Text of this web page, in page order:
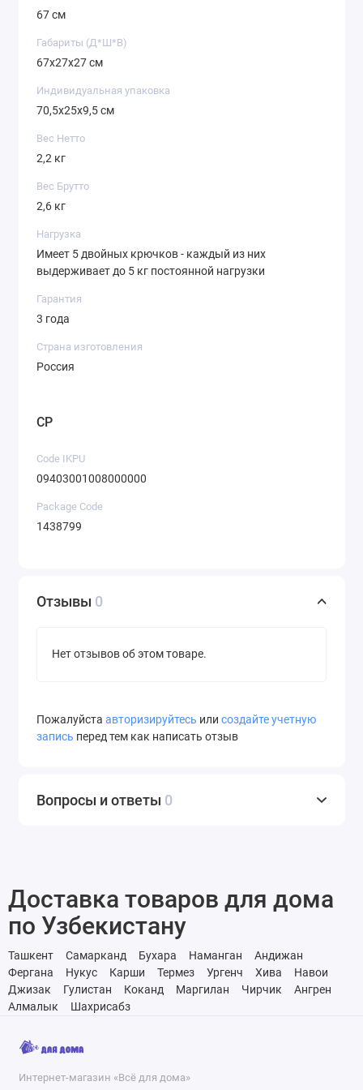
67 см
Габариты (Д*Ш*В)
67х27х27 см
Индивидуальная упаковка
70,5х25х9,5 см
Вес Нетто
2,2 кг
Вес Брутто
2,6 кг
Нагрузка
Имеет 5 двойных крючков - каждый из них
выдерживает до 5 кг постоянной нагрузки
Гарантия
3 года
Страна изготовления
Россия
CP
Code IKPU
09403001008000000
Package Code
1438799
Отзывы 0
Нет отзывов об этом товаре.
Пожалуйста авторизируйтесь или создайте учетную
запись перед тем как написать отзыв
Вопросы и ответы 0
Доставка товаров для дома
по Узбекистану
Ташкент Самарканд Бухара Наманган
Андижан
Фергана
Нукус Карши Термез Ургенч Хива
Навои
Джизак
Гулистан Коканд Маргилан Чирчик
Ангрен
Алмалык
Шахрисабз
Интернет-магазин «Всё для дома»